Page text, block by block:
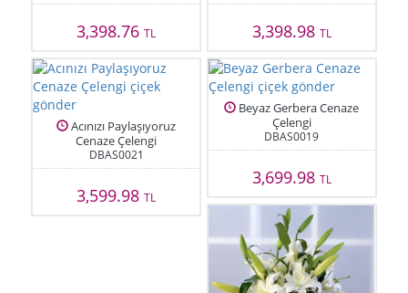
3,398.76TL 3,398.98 TL
Acınızı Paylaşıyoruz
Cenaze Çelengi
DBAS0021
3,599.98TL
Beyaz Gerbera Cenaze
Çelengi
DBAS0019
3,699.98 TL